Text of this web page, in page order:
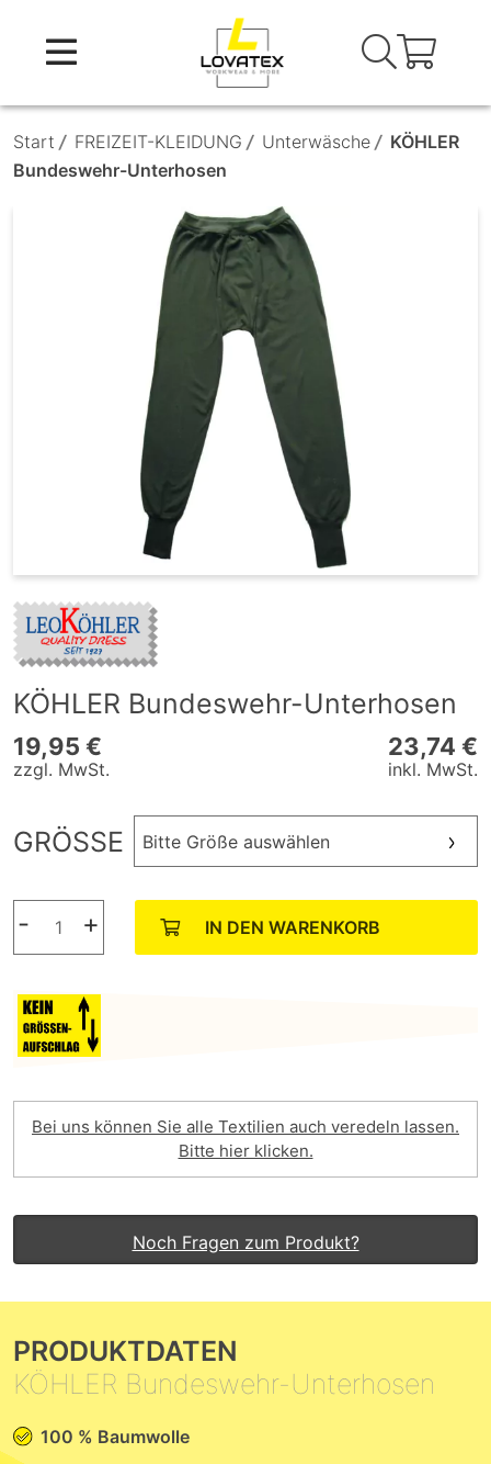
content
Start / FREIZEIT-KLEIDUNG / Unterwäsche / KÖHLER
Bundeswehr-Unterhosen
KÖHLER Bundeswehr-Unterhosen
19,95 €
zzgl. MwSt.
23,74 €
inkl. MwSt.
GRÖSSE Bitte Größe auswählen
- + IN DEN WARENKORB
Bei uns können Sie alle Textilien auch veredeln lassen.
Bitte hier klicken.
Noch Fragen zum Produkt?
PRODUKTDATEN
KÖHLER Bundeswehr-Unterhosen
100 % Baumwolle